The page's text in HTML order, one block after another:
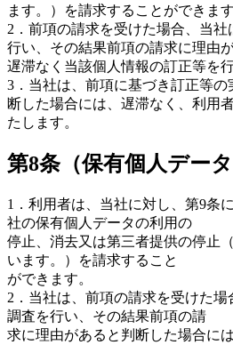
ます。）を請求することができます
2．前項の請求を受けた場合、当
行い、その結果前項の請求に理由
遅滞なく当該個人情報の訂正等を行
3．当社は、前項に基づき訂正等の
断した場合には、遅滞なく、利用
たします。
第8条（保有個人デー
1．利用者は、当社に対し、第9条
社の保有個人データの利用の
停止、消去又は第三者提供の停止
います。）を請求すること
ができます。
2．当社は、前項の請求を受けた
調査を行い、その結果前項の請
求に理由があると判断した場合に